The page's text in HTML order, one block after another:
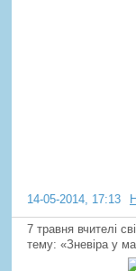
14-05-2014, 17:13
7 травня вчителі
тему: «Зневіра у